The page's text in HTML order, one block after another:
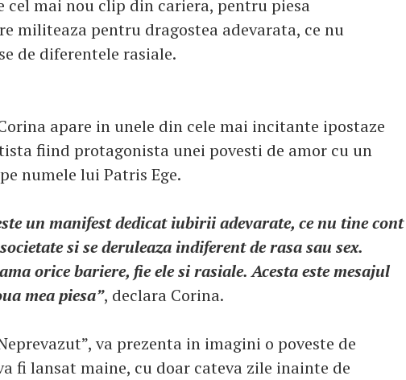
cel mai nou clip din cariera, pentru piesa
militeaza pentru dragostea adevarata, ce nu
de diferentele rasiale.
apare in unele din cele mai incitante ipostaze
fiind protagonista unei povesti de amor cu un
numele lui Patris Ege.
un manifest dedicat iubirii adevarate, ce nu tine cont
si se deruleaza indiferent de rasa sau sex.
orice bariere, fie ele si rasiale. Acesta este mesajul
mea piesa”, declara Corina.
va prezenta in imagini o poveste de
fi lansat maine, cu doar cateva zile inainte de